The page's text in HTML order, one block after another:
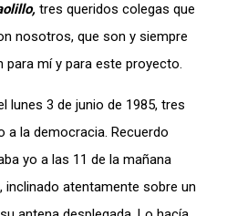
tres queridos colegas que
nosotros, que son y siempre
mí y para este proyecto.
lunes 3 de junio de 1985, tres
a la democracia. Recuerdo
yo a las 11 de la mañana
atentamente sobre un